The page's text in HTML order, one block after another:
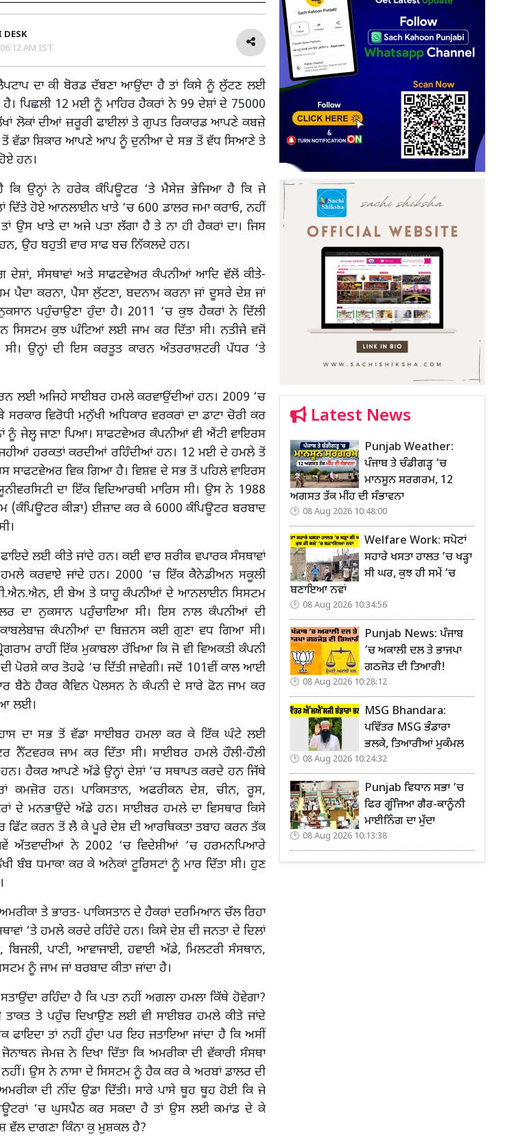
DESK
AM IST
ਦਾ ਕੀ ਬੋਰਡ ਦੱਬਣਾ ਆਉਂਦਾ ਹੈ ਤਾਂ ਕਿਸੇ ਨੂੰ ਲੁੱਟਣ ਲਈ
ਪਿਛਲੀ 12 ਮਈ ਨੂੰ ਮਾਹਿਰ ਹੈਕਰਾਂ ਨੇ 99 ਦੇਸ਼ਾਂ ਦੇ 75000
ਲੋਕਾਂ ਦੀਆਂ ਜ਼ਰੂਰੀ ਫਾਈਲਾਂ ਤੇ ਗੁਪਤ ਰਿਕਾਰਡ ਆਪਣੇ ਕਬਜ਼ੇ
ਤੋਂ ਵੱਡਾ ਸ਼ਿਕਾਰ ਆਪਣੇ ਆਪ ਨੂੰ ਦੁਨੀਆ ਦੇ ਸਭ ਤੋਂ ਵੱਧ ਸਿਆਣੇ ਤੇ
ਹਨ।
ਉਨ੍ਹਾਂ ਨੇ ਹਰੇਕ ਕੰਪਿਊਟਰ ‘ਤੇ ਮੈਸੇਜ਼ ਭੇਜਿਆ ਹੈ ਕਿ ਜੇ
ਹੋਏ ਆਨਲਾਈਨ ਖਾਤੇ ‘ਚ 600 ਡਾਲਰ ਜਮਾ ਕਰਾਓ, ਨਹੀਂ
ਖਾਤੇ ਦਾ ਅਜੇ ਪਤਾ ਲੱਗਾ ਹੈ ਤੇ ਨਾ ਹੀ ਹੈਕਰਾਂ ਦਾ। ਜਿਸ
ਉਹ ਬਹੁਤੀ ਵਾਰ ਸਾਫ ਬਚ ਨਿੱਕਲਦੇ ਹਨ।
ਦੇਸ਼ਾਂ, ਸੰਸਥਾਵਾਂ ਅਤੇ ਸਾਫਟਵੇਅਰ ਕੰਪਨੀਆਂ ਆਦਿ ਵੱਲੋਂ ਕੀਤੇ-
ਪੈਦਾ ਕਰਨਾ, ਪੈਸਾ ਲੁੱਟਣਾ, ਬਦਨਾਮ ਕਰਨਾ ਜਾਂ ਦੂਸਰੇ ਦੇਸ਼ ਜਾਂ
ਪਹੁੰਚਾਉਣਾ ਹੁੰਦਾ ਹੈ। 2011 ‘ਚ ਕੁਝ ਹੈਕਰਾਂ ਨੇ ਦਿੱਲੀ
ਕੁਝ ਘੰਟਿਆਂ ਲਈ ਜਾਮ ਕਰ ਦਿੱਤਾ ਸੀ। ਨਤੀਜੇ ਵਜੋਂ
ਉਨ੍ਹਾਂ ਦੀ ਇਸ ਕਰਤੂਤ ਕਾਰਨ ਅੰਤਰਰਾਸ਼ਟਰੀ ਪੱਧਰ ‘ਤੇ
ਲਈ ਅਜਿਹੇ ਸਾਈਬਰ ਹਮਲੇ ਕਰਵਾਉਂਦੀਆਂ ਹਨ। 2009 ‘ਚ
ਵਿਰੋਧੀ ਮਨੁੱਖੀ ਅਧਿਕਾਰ ਵਰਕਰਾਂ ਦਾ ਡਾਟਾ ਚੋਰੀ ਕਰ
ਨੂੰ ਜੇਲ੍ਹ ਜਾਣਾ ਪਿਆ। ਸਾਫਟਵੇਅਰ ਕੰਪਨੀਆਂ ਵੀ ਐਂਟੀ ਵਾਇਰਸ
ਹਰਕਤਾਂ ਕਰਦੀਆਂ ਰਹਿੰਦੀਆਂ ਹਨ। 12 ਮਈ ਦੇ ਹਮਲੇ ਤੋਂ
ਸਾਫਟਵੇਅਰ ਵਿਕ ਗਿਆ ਹੈ। ਵਿਸ਼ਵ ਦੇ ਸਭ ਤੋਂ ਪਹਿਲੇ ਵਾਇਰਸ
ਦਾ ਇੱਕ ਵਿਦਿਆਰਥੀ ਮਾਰਿਸ ਸੀ। ਉਸ ਨੇ 1988
(ਕੰਪਿਊਟਰ ਕੀੜਾ) ਈਜ਼ਾਦ ਕਰ ਕੇ 6000 ਕੰਪਿਊਟਰ ਬਰਬਾਦ
ਲਈ ਕੀਤੇ ਜਾਂਦੇ ਹਨ। ਕਈ ਵਾਰ ਸ਼ਰੀਕ ਵਪਾਰਕ ਸੰਸਥਾਵਾਂ
ਕਰਵਾਏ ਜਾਂਦੇ ਹਨ। 2000 ‘ਚ ਇੱਕ ਕੈਨੇਡੀਅਨ ਸਕੂਲੀ
ਈ ਬੇਅ ਤੇ ਯਾਹੂ ਕੰਪਨੀਆਂ ਦੇ ਆਨਲਾਈਨ ਸਿਸਟਮ
ਦਾ ਨੁਕਸਾਨ ਪਹੁੰਚਾਇਆ ਸੀ। ਇਸ ਨਾਲ ਕੰਪਨੀਆਂ ਦੀ
ਕੰਪਨੀਆਂ ਦਾ ਬਿਜ਼ਨਸ ਕਈ ਗੁਣਾ ਵਧ ਗਿਆ ਸੀ।
ਰਾਹੀਂ ਇੱਕ ਮੁਕਾਬਲਾ ਰੱਖਿਆ ਕਿ ਜੋ ਵੀ ਵਿਅਕਤੀ ਕੰਪਨੀ
ਪੋਰਸ਼ੇ ਕਾਰ ਤੋਹਫੇ ‘ਚ ਦਿੱਤੀ ਜਾਵੇਗੀ। ਜਦੋਂ 101ਵੀਂ ਕਾਲ ਆਈ
ਬੈਠੇ ਹੈਕਰ ਕੈਵਿਨ ਪੋਲਸਨ ਨੇ ਕੰਪਨੀ ਦੇ ਸਾਰੇ ਫੋਨ ਜਾਮ ਕਰ
ਲਈ।
ਦਾ ਸਭ ਤੋਂ ਵੱਡਾ ਸਾਈਬਰ ਹਮਲਾ ਕਰ ਕੇ ਇੱਕ ਘੰਟੇ ਲਈ
ਨੈੱਟਵਰਕ ਜਾਮ ਕਰ ਦਿੱਤਾ ਸੀ। ਸਾਈਬਰ ਹਮਲੇ ਹੌਲੀ-ਹੌਲੀ
ਹੈਕਰ ਆਪਣੇ ਅੱਡੇ ਉਨ੍ਹਾਂ ਦੇਸ਼ਾਂ ‘ਚ ਸਥਾਪਤ ਕਰਦੇ ਹਨ ਜਿੱਥੇ
ਕਮਜ਼ੋਰ ਹਨ। ਪਾਕਿਸਤਾਨ, ਅਫਰੀਕਨ ਦੇਸ਼, ਚੀਨ, ਰੂਸ,
ਦੇ ਮਨਭਾਉਂਦੇ ਅੱਡੇ ਹਨ। ਸਾਈਬਰ ਹਮਲੇ ਦਾ ਵਿਸਥਾਰ ਕਿਸੇ
ਫਿੱਟ ਕਰਨ ਤੋਂ ਲੈ ਕੇ ਪੂਰੇ ਦੇਸ਼ ਦੀ ਆਰਥਿਕਤਾ ਤਬਾਹ ਕਰਨ ਤੱਕ
ਅੱਤਵਾਦੀਆਂ ਨੇ 2002 ‘ਚ ਵਿਦੇਸ਼ੀਆਂ ‘ਚ ਹਰਮਨਪਿਆਰੇ
ਬੰਬ ਧਮਾਕਾ ਕਰ ਕੇ ਅਨੇਕਾਂ ਟੂਰਿਸਟਾਂ ਨੂੰ ਮਾਰ ਦਿੱਤਾ ਸੀ। ਹੁਣ
ਤੇ ਭਾਰਤ- ਪਾਕਿਸਤਾਨ ਦੇ ਹੈਕਰਾਂ ਦਰਮਿਆਨ ਚੱਲ ਰਿਹਾ
‘ਤੇ ਹਮਲੇ ਕਰਦੇ ਰਹਿੰਦੇ ਹਨ। ਕਿਸੇ ਦੇਸ਼ ਦੀ ਜਨਤਾ ਦੇ ਦਿਲਾਂ
ਪਾਣੀ, ਆਵਾਜਾਈ, ਹਵਾਈ ਅੱਡੇ, ਮਿਲਟਰੀ ਸੰਸਥਾਨ,
ਨੂੰ ਜਾਮ ਜਾਂ ਬਰਬਾਦ ਕੀਤਾ ਜਾਂਦਾ ਹੈ।
ਰਹਿੰਦਾ ਹੈ ਕਿ ਪਤਾ ਨਹੀਂ ਅਗਲਾ ਹਮਲਾ ਕਿੱਥੇ ਹੋਵੇਗਾ?
ਤੇ ਪਹੁੰਚ ਦਿਖਾਉਣ ਲਈ ਵੀ ਸਾਈਬਰ ਹਮਲੇ ਕੀਤੇ ਜਾਂਦੇ
ਫਾਇਦਾ ਤਾਂ ਨਹੀਂ ਹੁੰਦਾ ਪਰ ਇਹ ਜਤਾਇਆ ਜਾਂਦਾ ਹੈ ਕਿ ਅਸੀਂ
ਜੇਮਜ਼ ਨੇ ਦਿਖਾ ਦਿੱਤਾ ਕਿ ਅਮਰੀਕਾ ਦੀ ਵੱਕਾਰੀ ਸੰਸਥਾ
ਉਸ ਨੇ ਨਾਸਾ ਦੇ ਸਿਸਟਮ ਨੂੰ ਹੈਕ ਕਰ ਕੇ ਅਰਬਾਂ ਡਾਲਰ ਦੀ
ਦੀ ਨੀਂਦ ਉਡਾ ਦਿੱਤੀ। ਸਾਰੇ ਪਾਸੇ ਥੂਹ ਥੂਹ ਹੋਈ ਕਿ ਜੇ
‘ਚ ਘੁਸਪੈਠ ਕਰ ਸਕਦਾ ਹੈ ਤਾਂ ਉਸ ਲਈ ਕਮਾਂਡ ਦੇ ਕੇ
ਵੱਲ ਦਾਗਣਾ ਕਿੰਨਾ ਕੁ ਮੁਸ਼ਕਲ ਹੈ?
Latest News
Punjab Weather:
ਪੰਜਾਬ ਤੇ ਚੰਡੀਗੜ੍ਹ ’ਚ
ਮਾਨਸੂਨ ਸਰਗਰਮ, 12
ਅਗਸਤ ਤੱਕ ਮੀਂਹ ਦੀ ਸੰਭਾਵਨਾ
08 Aug 2026 10:48:00
Welfare Work: ਸਪੋਟਾਂ
ਸਹਾਰੇ ਖਸਤਾ ਹਾਲਤ ’ਚ ਖੜ੍ਹਾ
ਸੀ ਘਰ, ਕੁਝ ਹੀ ਸਮੇਂ ’ਚ
ਬਣਾਇਆ ਨਵਾਂ
08 Aug 2026 10:34:56
Punjab News: ਪੰਜਾਬ
’ਚ ਅਕਾਲੀ ਦਲ ਤੇ ਭਾਜਪਾ
ਗਠਜੋੜ ਦੀ ਤਿਆਰੀ!
08 Aug 2026 10:28:12
MSG Bhandara:
ਪਵਿੱਤਰ MSG ਭੰਡਾਰਾ
ਭਲਕੇ, ਤਿਆਰੀਆਂ ਮੁਕੰਮਲ
08 Aug 2026 10:24:32
Punjab ਵਿਧਾਨ ਸਭਾ ’ਚ
ਫਿਰ ਗੂੰਜਿਆ ਗੈਰ-ਕਾਨੂੰਨੀ
ਮਾਈਨਿੰਗ ਦਾ ਮੁੱਦਾ
08 Aug 2026 10:13:38